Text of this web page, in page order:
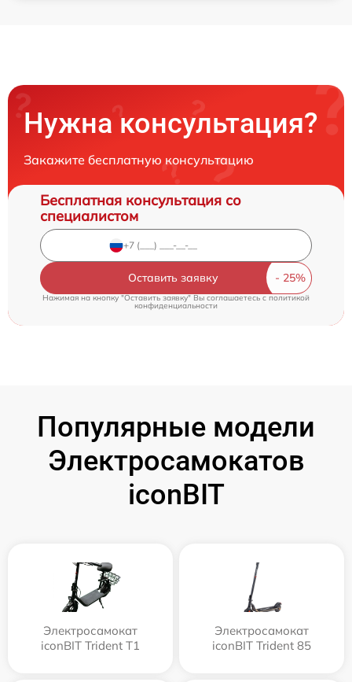
Нужна консультация?
Закажите бесплатную консультацию
Бесплатная консультация со
специалистом
Оставить заявку
Нажимая на кнопку "Оставить заявку" Вы соглашаетесь cполитикой
конфиденциальности
Популярные модели
Электросамокатов
iconBIT
Электросамокат
iconBIT Trident T1
Электросамокат
iconBIT Trident 85